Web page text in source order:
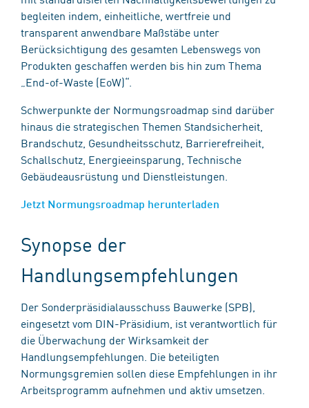
begleiten indem, einheitliche, wertfreie und
transparent anwendbare Maßstäbe unter
Berücksichtigung des gesamten Lebenswegs von
Produkten geschaffen werden bis hin zum Thema
„End-of-Waste (EoW)“.
Schwerpunkte der Normungsroadmap sind darüber
hinaus die strategischen Themen Standsicherheit,
Brandschutz, Gesundheitsschutz, Barrierefreiheit,
Schallschutz, Energieeinsparung, Technische
Gebäudeausrüstung und Dienstleistungen.
Jetzt Normungsroadmap herunterladen
Synopse der
Handlungsempfehlungen
Der Sonderpräsidialausschuss Bauwerke (SPB),
eingesetzt vom DIN-Präsidium, ist verantwortlich für
die Überwachung der Wirksamkeit der
Handlungsempfehlungen. Die beteiligten
Normungsgremien sollen diese Empfehlungen in ihr
Arbeitsprogramm aufnehmen und aktiv umsetzen.